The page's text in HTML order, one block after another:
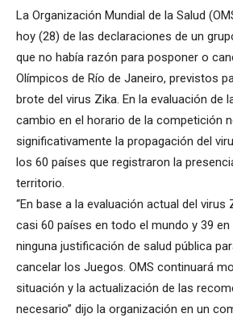
La Organización Mundial de la Salud
hoy (28) de las declaraciones de un
que no había razón para posponer o
Olímpicos de Río de Janeiro, previstos
brote del virus Zika. En la evaluación de
cambio en el horario de la competición
significativamente la propagación del
los 60 países que registraron la
territorio.
“En base a la evaluación actual del virus
casi 60 países en todo el mundo y 39
ninguna justificación de salud pública
cancelar los Juegos. OMS continuará
situación y la actualización de las
necesario” dijo la organización en un